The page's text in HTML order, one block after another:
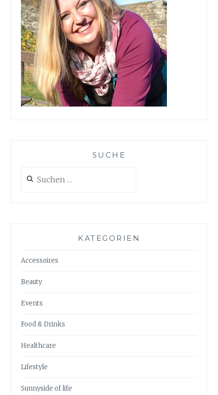
SUCHE
nach:
KATEGORIEN
Accessoires
Beauty
Events
Food & Drinks
Healthcare
Lifestyle
Sunnyside of life